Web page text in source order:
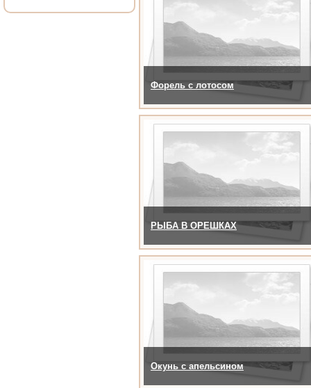
Форель с лотосом
РЫБА В ОРЕШКАХ
Окунь с апельсином